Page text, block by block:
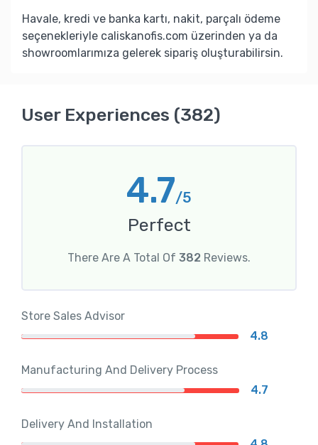
Havale, kredi ve banka kartı, nakit, parçalı ödeme
seçenekleriyle caliskanofis.com üzerinden ya da
showroomlarımıza gelerek sipariş oluşturabilirsin.
User Experiences (382)
4.7/5
Perfect
There Are A Total Of 382 Reviews.
Store Sales Advisor
4.8
Manufacturing And Delivery Process
4.7
Delivery And Installation